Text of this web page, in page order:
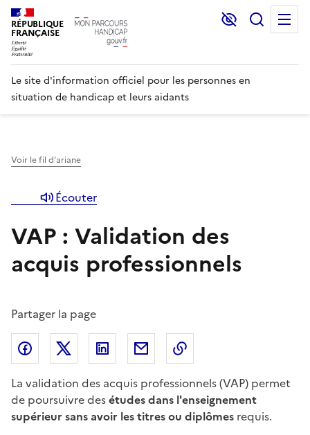
RÉPUBLIQUE
FRANÇAISE
Lecture et
Le site d'information officiel pour les personnes en
situation de handicap et leurs aidants
Voir le fil d'ariane
Écouter
VAP : Validation des
acquis professionnels
Partager la page
Partager l'article surFacebook
Partager l'article sur X (anciennement
Partager l'article sur
Partager l'article par courriel
La validation des acquis professionnels (VAP) permet
de poursuivre desétudes dans l'enseignement
supérieur sans avoir les titres ou diplômes requis.